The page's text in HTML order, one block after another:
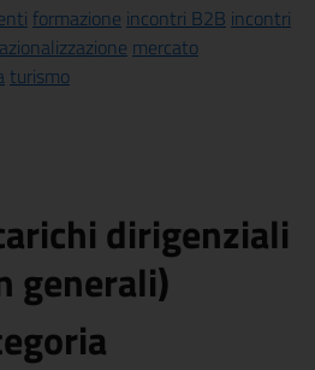
formazione incontri B2B incontri
mercato
turismo
dirigenziali
generali)